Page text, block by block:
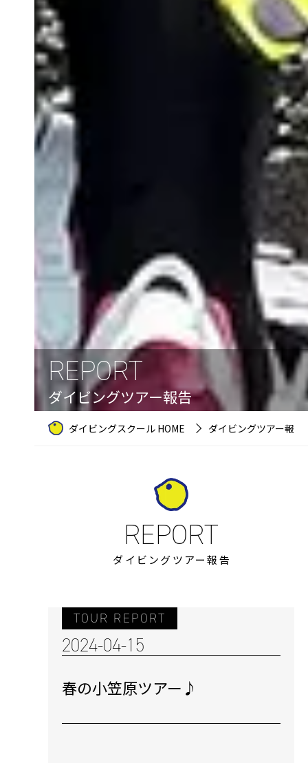
REPORT
ダイビングツアー報告
ダイビングスクール HOME ダイビングツアー報告
ダイビングツアー報告
TOUR REPORT
2024-04-15
春の小笠原ツアー♪